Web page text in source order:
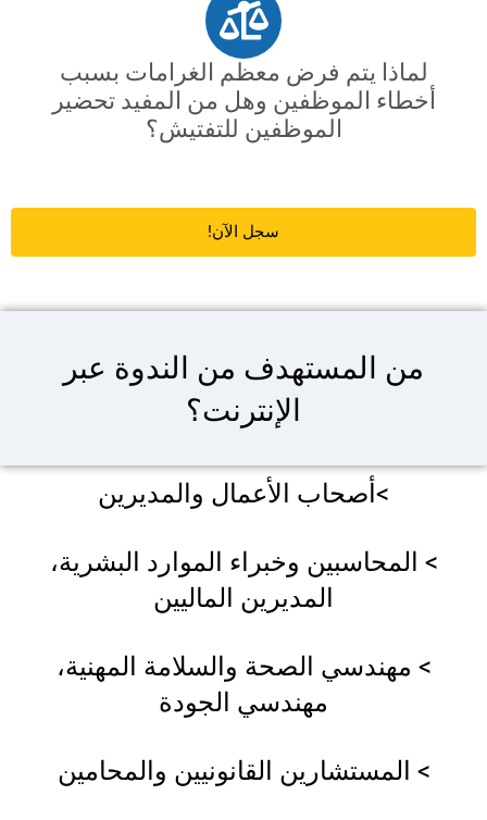
لماذا يتم فرض معظم الغرامات بسبب
أخطاء الموظفين وهل من المفيد تحضير
الموظفين للتفتيش؟
سجل الآن!
من المستهدف من الندوة عبر
الإنترنت؟
>أصحاب الأعمال والمديرين
> المحاسبين وخبراء الموارد البشرية،
المديرين الماليين
> مهندسي الصحة والسلامة المهنية،
مهندسي الجودة
> المستشارين القانونيين والمحامين